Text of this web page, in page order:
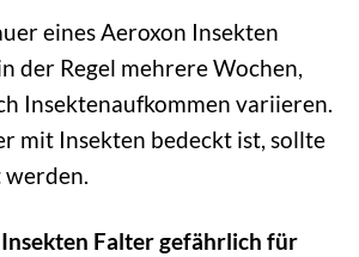
eines Aeroxon Insekten
der Regel mehrere Wochen,
Insektenaufkommen variieren.
mit Insekten bedeckt ist, sollte
werden.
Falter gefährlich für